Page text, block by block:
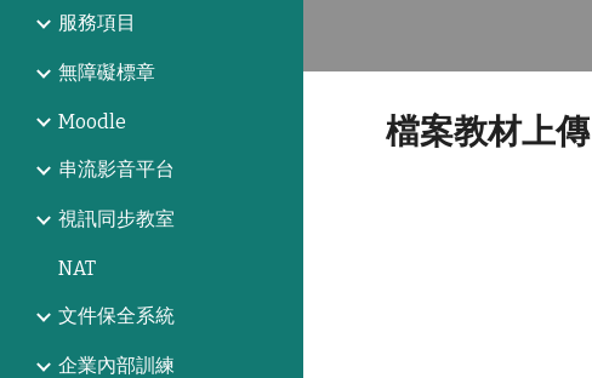
服務項目
無障礙標章
Moodle
串流影音平台
視訊同步教室
NAT
文件保全系統
企業內部訓練
檔案教材上傳